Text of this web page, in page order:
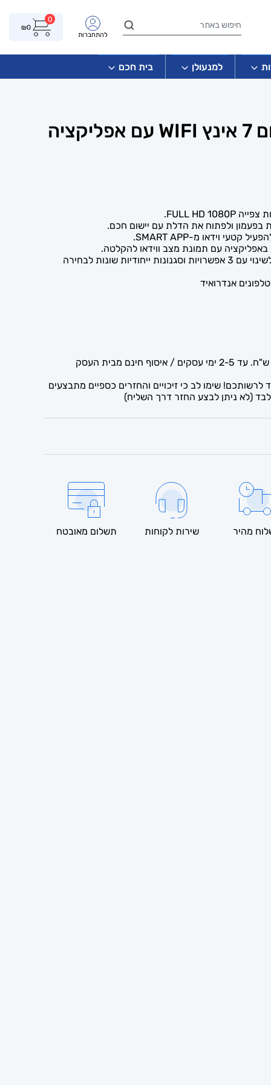
להתחברות
0
₪0
למנעולן בית חכם
מערכת אינטרקום 7 אינץ WIFI עם אפליקציה
בפעמון ולפתוח את הדלת עם יישום חכם.
עם תמונת מצב ווידאו להקלטה.
תפריט OPERATION UI ניתן לשינוי עם 3 אפשרויות וסגנונות ייחודיות שונות לבחירה
לרשותכם! שימו לב כי זיכויים והחזרים כספיים מתבצעים
(לא ניתן לבצע החזר דרך השליח)
מהיר שירות לקוחות תשלום מאובטח